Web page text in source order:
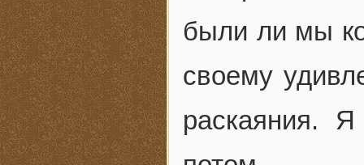
были ли мы
своему
раскаяния.